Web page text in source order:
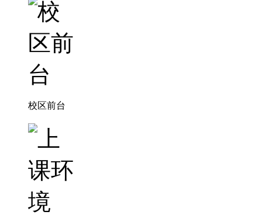
校区前台